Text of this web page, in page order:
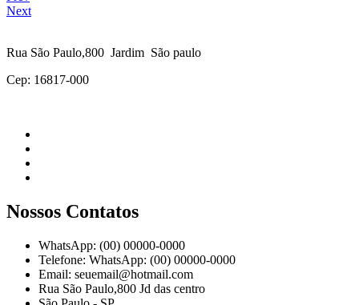
Next
Rua São Paulo,800 Jardim São paulo
Cep: 16817-000
Nossos Contatos
WhatsApp: (00) 00000-0000
Telefone: WhatsApp: (00) 00000-0000
Email: seuemail@hotmail.com
Rua São Paulo,800 Jd das centro